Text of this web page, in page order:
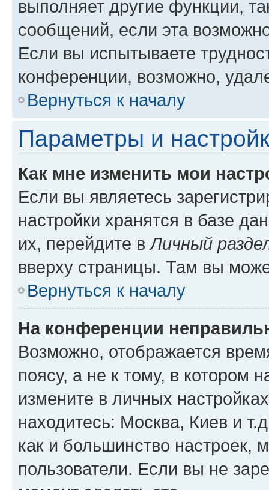
выполняет другие функции,
сообщений, если эта
Если вы испытываете
конференции, возможно,
Вернуться к началу
Параметры и
Как мне изменить мои
Если вы являетесь
настройки хранятся в базе
их, перейдите вЛичный
вверху страницы. Там вы
Вернуться к началу
На конференции
Возможно, отображается
поясу, а не к тому, в котором
измените в личных
находитесь: Москва, Киев и
как и большинство настроек,
пользователи. Если вы не